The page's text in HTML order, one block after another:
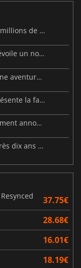
Resident Evil: Veronica dépasse déjà 2 millions de wishlists
Beast of Reincarnation : Game Freak dévoile un nouveau pari
Big Walk est disponible : partez pour une aventure entre amis
Warhammer 40 000 : Dawn of War 4 présente la faction des Nécrons
Le DLC Nioh 3 : Hell Rising est officiellement annoncé
Forsaken Realms : Vahrin's Call sort après dix ans de développement
37.75€
28.68€
16.01€
18.19€